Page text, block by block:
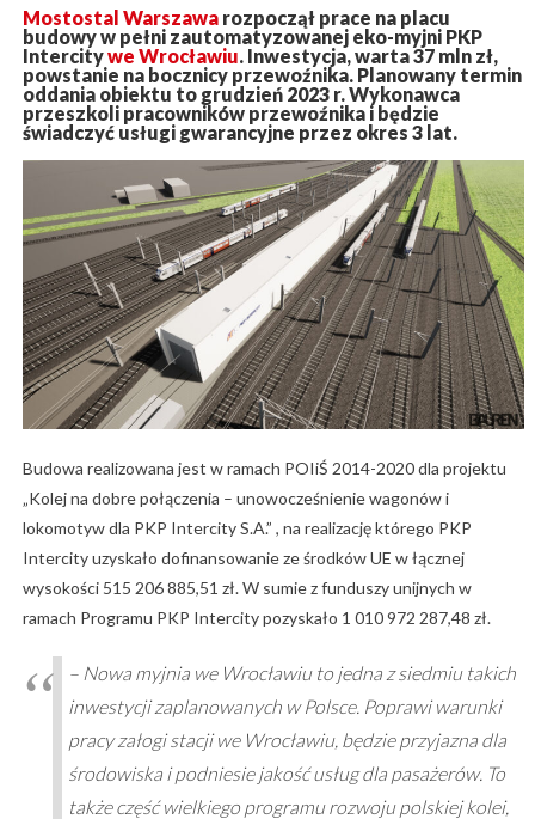
Mostostal Warszawarozpoczął prace na placu
budowy w pełni zautomatyzowanej eko-myjni PKP
Intercitywe Wrocławiu. Inwestycja, warta 37 mln zł,
powstanie na bocznicy przewoźnika. Planowany termin
oddania obiektu to grudzień 2023 r. Wykonawca
przeszkoli pracowników przewoźnika i będzie
świadczyć usługi gwarancyjne przez okres 3 lat.
Budowa realizowana jest w ramach POIiŚ 2014-2020 dla projektu
„Kolej na dobre połączenia – unowocześnienie wagonów i
lokomotyw dla PKP Intercity S.A.” , na realizację którego PKP
Intercity uzyskało dofinansowanie ze środków UE w łącznej
wysokości 515 206 885,51 zł. W sumie z funduszy unijnych w
ramach Programu PKP Intercity pozyskało 1 010 972 287,48 zł.
– Nowa myjnia we Wrocławiu to jedna z siedmiu takich
inwestycji zaplanowanych w Polsce. Poprawi warunki
pracy załogi stacji we Wrocławiu, będzie przyjazna dla
środowiska i podniesie jakość usług dla pasażerów. To
także część wielkiego programu rozwoju polskiej kolei,